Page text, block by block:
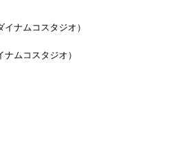
ナムコスタジオ）
ムコスタジオ）